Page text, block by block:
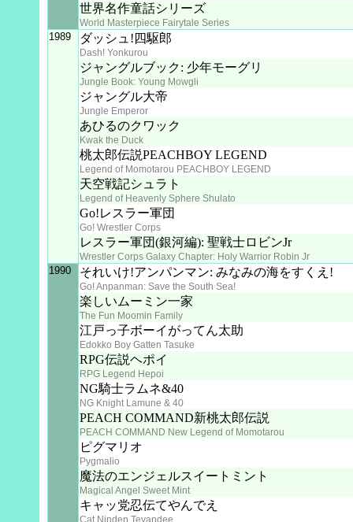
世界名作童話シリーズ
World Masterpiece Fairytale Series
1989 ダッシュ!四駆郎
Dash! Yonkurou
ジャングルブック: 少年モーグリ
Jungle Book: Young Mowgli
ジャングル大帝
Jungle Emperor
あひるのクワック
Kwak the Duck
桃太郎伝説PEACHBOY LEGEND
Legend of Momotarou PEACHBOY LEGEND
天空戦記シュラト
Legend of Heavenly Sphere Shulato
Go!レスラー軍団
Go! Wrestler Corps
レスラー軍団(銀河編): 聖戦士ロビンJr
Wrestler Corps Galaxy Chapter: Holy Warrior Robin Jr
1990 それいけ!アンパンマン: みなみの海をすくえ!
Go! Anpanman: Save the South Sea!
楽しいムーミン一家
The Fun Moomin Family
江戸っ子ボーイがってん太助
Edokko Boy Gatten Tasuke
RPG伝説ヘポイ
RPG Legend Hepoi
NG騎士ラムネ&40
NG Knight Lamune & 40
PEACH COMMAND新桃太郎伝説
PEACH COMMAND New Legend of Momotarou
ピグマリオ
Pygmalio
魔法のエンジェルスイートミント
Magical Angel Sweet Mint
キャッ党忍伝てやんでえ
Cat Ninden Teyandee